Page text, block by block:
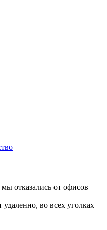
отказались от офисов
во всех уголках